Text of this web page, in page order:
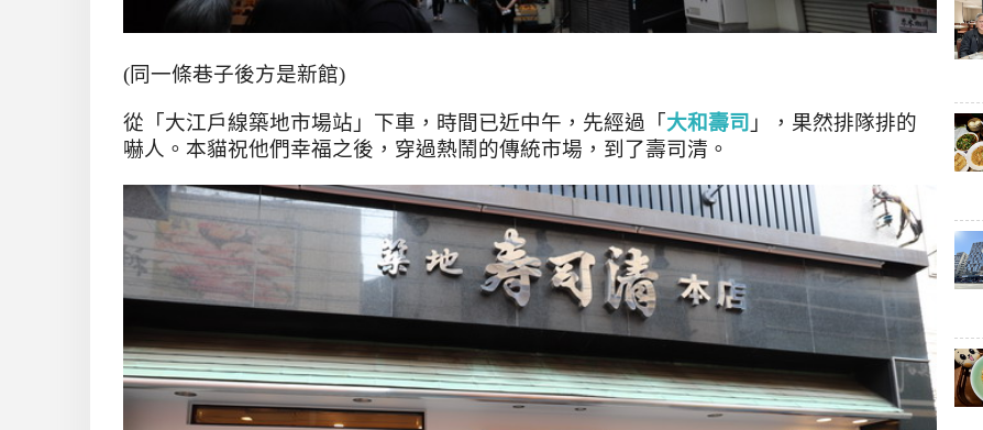
(同一條巷子後方是新館)
從「大江戶線築地市場站」下車，時間已近中午，先經過「大和壽司 」，果然排隊排的
嚇人。本貓祝他們幸福之後，穿過熱鬧的傳統市場，到了壽司清。